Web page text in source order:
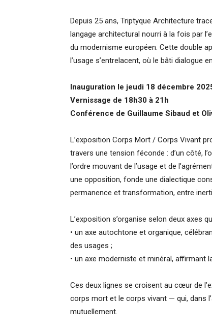
Depuis 25 ans, Triptyque Architecture
langage architectural nourri à la fois par
du modernisme européen. Cette double
l’usage s’entrelacent, où le bâti dialogue
Inauguration le jeudi 18 décembre
Vernissage de 18h30 à 21h
Conférence de Guillaume Sibaud et
L’exposition Corps Mort / Corps Vivant
travers une tension féconde : d’un côté,
l’ordre mouvant de l’usage et de
une opposition, fonde une dialectique
permanence et transformation, entre
L’exposition s’organise selon deux axes
• un axe autochtone et organique,
des usages ;
• un axe moderniste et minéral,
Ces deux lignes se croisent au cœur de
corps mort et le corps vivant — qui, dans
mutuellement.